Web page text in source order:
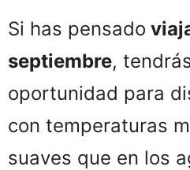
Si has pensado
septiembre,
oportunidad para
con temperaturas
suaves que en los